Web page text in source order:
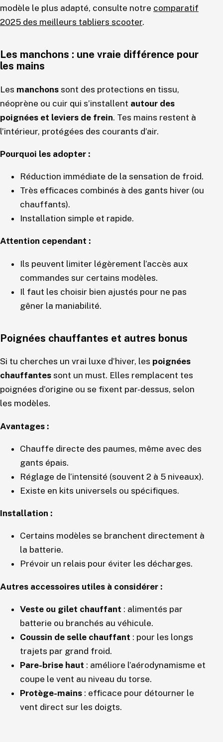
modèle le plus adapté, consulte notre comparatif
2025 des meilleurs tabliers scooter.
Les manchons : une vraie différence pour
les mains
Les manchons sont des protections en tissu,
néoprène ou cuir qui s’installent autour des
poignées et leviers de frein. Tes mains restent à
l’intérieur, protégées des courants d’air.
Pourquoi les adopter :
Réduction immédiate de la sensation de froid.
Très efficaces combinés à des gants hiver (ou
chauffants).
Installation simple et rapide.
Attention cependant :
Ils peuvent limiter légèrement l’accès aux
commandes sur certains modèles.
Il faut les choisir bien ajustés pour ne pas
gêner la maniabilité.
Poignées chauffantes et autres bonus
Si tu cherches un vrai luxe d’hiver, les poignées
chauffantes sont un must. Elles remplacent tes
poignées d’origine ou se fixent par-dessus, selon
les modèles.
Avantages :
Chauffe directe des paumes, même avec des
gants épais.
Réglage de l’intensité (souvent 2 à 5 niveaux).
Existe en kits universels ou spécifiques.
Installation :
Certains modèles se branchent directement à
la batterie.
Prévoir un relais pour éviter les décharges.
Autres accessoires utiles à considérer :
Veste ou gilet chauffant : alimentés par
batterie ou branchés au véhicule.
Coussin de selle chauffant : pour les longs
trajets par grand froid.
Pare-brise haut : améliore l’aérodynamisme et
coupe le vent au niveau du torse.
Protège-mains : efficace pour détourner le
vent direct sur les doigts.